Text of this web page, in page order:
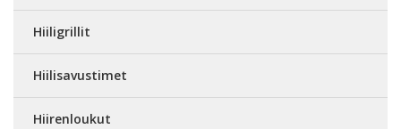
Hiiligrillit
Hiilisavustimet
Hiirenloukut